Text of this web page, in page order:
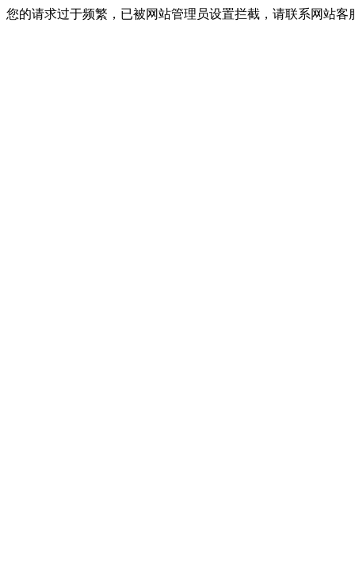
您的请求过于频繁，已被网站管理员设置拦截，请联系网站客